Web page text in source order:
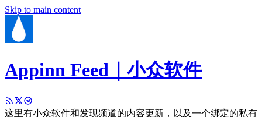
Skip to main content
Appinn Feed｜小众软件
这里有小众软件和发现频道的内容更新，以及一个绑定的私有